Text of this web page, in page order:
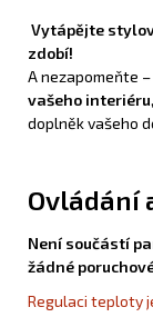
Vytápějte
zdobí!
A nezapomeňte –
vašeho interiéru
doplněk vašeho
Ovládání
Není součástí
žádné
Regulaci teploty